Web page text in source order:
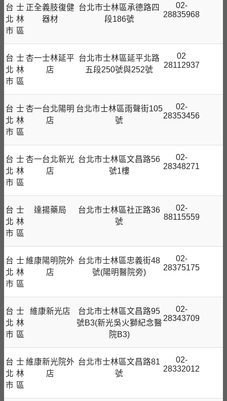
台
北
市
士
林
區
正全義肢復健
器材
台北市士林區承德路四
段186號
02-
28835968
台
北
市
士
林
區
杏一士林延平
店
台北市士林區延平北路
五段250號與252號
02
28112937
台
北
市
士
林
區
杏一台北陽明
店
台北市士林區雨聲街105
號
02-
28353456
台
北
市
士
林
區
杏一台北新光
店
台北市士林區文昌路56
號1樓
02-
28348271
台
北
市
士
林
區
達揚藥局
台北市士林區社正路36
號
02-
88115559
台
北
市
士
林
區
維康陽明院外
店
台北市士林區忠義街48
號(陽明醫院旁)
02-
28375175
台
北
市
士
林
區
維康新光店
台北市士林區文昌路95
號B3(新光吳火獅紀念醫
院B3)
02-
28343709
台
北
市
士
林
區
維康新光院外
店
台北市士林區文昌路81
號
02-
28332012